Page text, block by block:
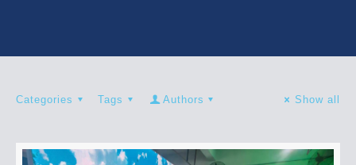
Categories Tags Authors Show all